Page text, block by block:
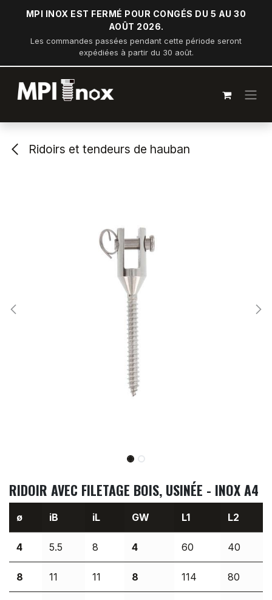
Se rendre au contenu
MPI INOX EST FERMÉ POUR CONGÉS DU 5 AU 30
AOÛT 2026.
Les commandes passées pendant cette période seront
expédiées à partir du 30 août.
Ridoirs et tendeurs de hauban
RIDOIR AVEC FILETAGE BOIS, USINÉE - INOX A4
ø iB iL GW L1 L2
4 5.5 8 4 60 40
8 11 11 8 114 80